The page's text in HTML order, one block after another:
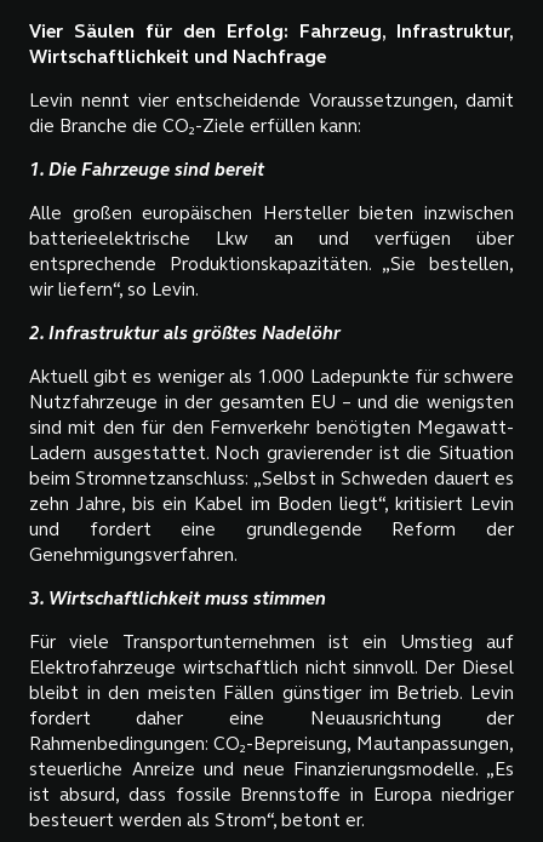
Vier Säulen für den Erfolg: Fahrzeug, Infrastruktur,
Wirtschaftlichkeit und Nachfrage
Levin nennt vier entscheidende Voraussetzungen, damit
die Branche die CO₂-Ziele erfüllen kann:
1. Die Fahrzeuge sind bereit
Alle großen europäischen Hersteller bieten inzwischen
batterieelektrische Lkw an und verfügen über
entsprechende Produktionskapazitäten. „Sie bestellen,
wir liefern“, so Levin.
2. Infrastruktur als größtes Nadelöhr
Aktuell gibt es weniger als 1.000 Ladepunkte für schwere
Nutzfahrzeuge in der gesamten EU – und die wenigsten
sind mit den für den Fernverkehr benötigten Megawatt-
Ladern ausgestattet. Noch gravierender ist die Situation
beim Stromnetzanschluss: „Selbst in Schweden dauert es
zehn Jahre, bis ein Kabel im Boden liegt“, kritisiert Levin
und fordert eine grundlegende Reform der
Genehmigungsverfahren.
3. Wirtschaftlichkeit muss stimmen
Für viele Transportunternehmen ist ein Umstieg auf
Elektrofahrzeuge wirtschaftlich nicht sinnvoll. Der Diesel
bleibt in den meisten Fällen günstiger im Betrieb. Levin
fordert daher eine Neuausrichtung der
Rahmenbedingungen: CO₂-Bepreisung, Mautanpassungen,
steuerliche Anreize und neue Finanzierungsmodelle. „Es
ist absurd, dass fossile Brennstoffe in Europa niedriger
besteuert werden als Strom“, betont er.